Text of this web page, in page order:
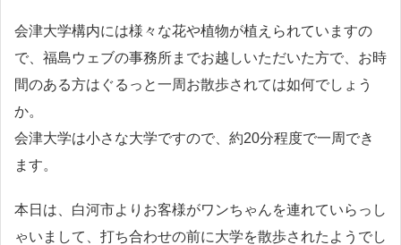
会津大学構内には様々な花や植物が植えられていますの
で、福島ウェブの事務所までお越しいただいた方で、お時
間のある方はぐるっと一周お散歩されては如何でしょう
か。
会津大学は小さな大学ですので、約20分程度で一周でき
ます。
本日は、白河市よりお客様がワンちゃんを連れていらっし
ゃいまして、打ち合わせの前に大学を散歩されたようでし